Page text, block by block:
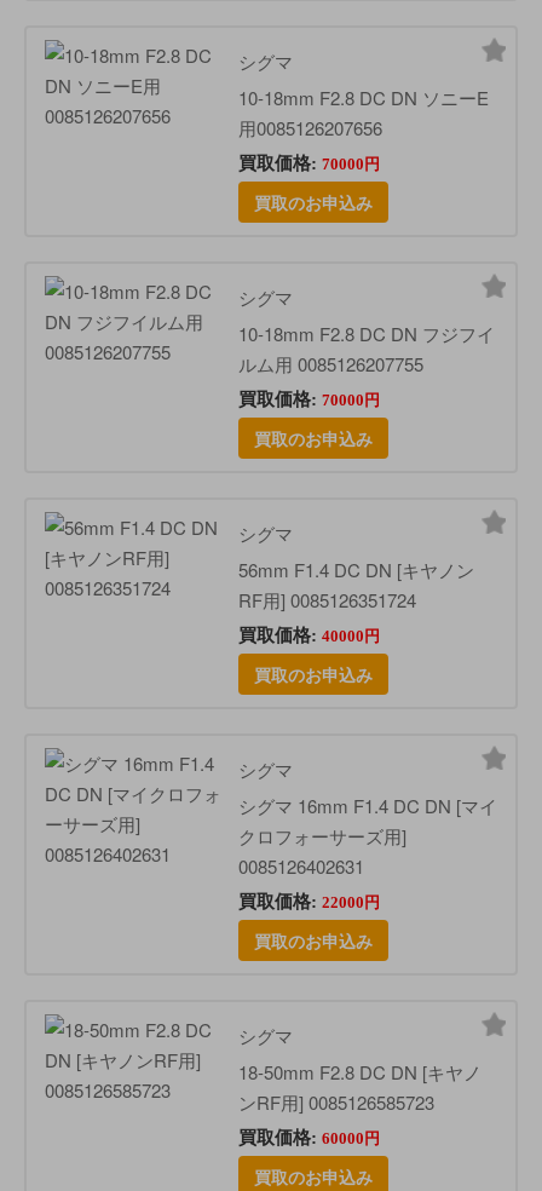
シグマ
10-18mm F2.8 DC DN ソニーE
用0085126207656
買取価格: 70000円
買取のお申込み
シグマ
10-18mm F2.8 DC DN フジフイ
ルム用 0085126207755
買取価格: 70000円
買取のお申込み
シグマ
56mm F1.4 DC DN [キヤノン
RF用] 0085126351724
買取価格: 40000円
買取のお申込み
シグマ
シグマ 16mm F1.4 DC DN [マイ
クロフォーサーズ用]
0085126402631
買取価格: 22000円
買取のお申込み
シグマ
18-50mm F2.8 DC DN [キヤノ
ンRF用] 0085126585723
買取価格: 60000円
買取のお申込み